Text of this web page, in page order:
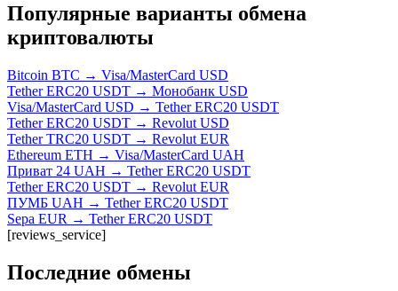
Популярные варианты обмена
криптовалюты
Bitcoin BTC → Visa/MasterCard USD
Tether ERC20 USDT → Монобанк USD
Visa/MasterCard USD → Tether ERC20 USDT
Tether ERC20 USDT → Revolut USD
Tether TRC20 USDT → Revolut EUR
Ethereum ETH → Visa/MasterCard UAH
Приват 24 UAH → Tether ERC20 USDT
Tether ERC20 USDT → Revolut EUR
ПУМБ UAH → Tether ERC20 USDT
Sepa EUR → Tether ERC20 USDT
[reviews_service]
Последние обмены